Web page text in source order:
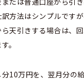
方法はシンプルです
天引きする場合は、
。
10万円を、翌月分の